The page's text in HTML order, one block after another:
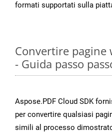
formati supportati sulla
Convertire pagine
- Guida passo
Aspose.PDF Cloud SDK
per convertire qualsiasi
simili al processo